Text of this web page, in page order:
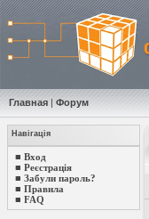
Главная | Форум
Навігація
■ Вход
■ Реєстрація
■ Забули пароль?
■ Правила
■ FAQ